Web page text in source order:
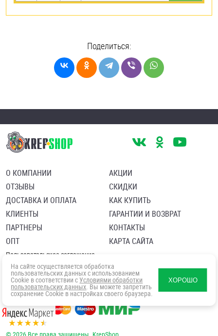
Поделиться:
О КОМПАНИИ
ОТЗЫВЫ
ДОСТАВКА И ОПЛАТА
КЛИЕНТЫ
ПАРТНЕРЫ
ОПТ
АКЦИИ
СКИДКИ
КАК КУПИТЬ
ГАРАНТИИ И ВОЗВРАТ
КОНТАКТЫ
КАРТА САЙТА
Пользовательское соглашение
Политика в отношении обработки персональных данных
Согласие посетителя сайта на обработку персональных данны
На сайте осуществляется обработка
пользовательских данных с использованием
Cookie в соответствии с Условиями обработки
пользовательских данных. Вы можете запретить
сохранение Cookie в настройках своего браузера.
ХОРОШО